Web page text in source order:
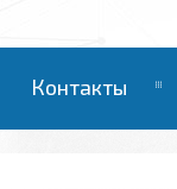
Контакты